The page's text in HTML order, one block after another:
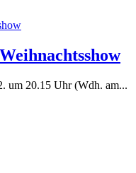
um 20.15 Uhr (Wdh. am...